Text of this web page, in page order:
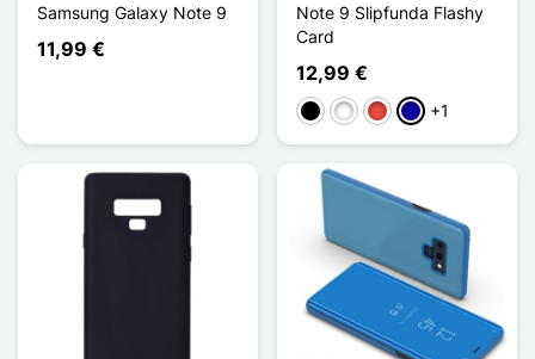
Samsung Galaxy Note 9
11,99 €
Note 9 Slipfunda Flashy
Card
12,99 €
NegroBlancoRojoAzul oscuro
+1